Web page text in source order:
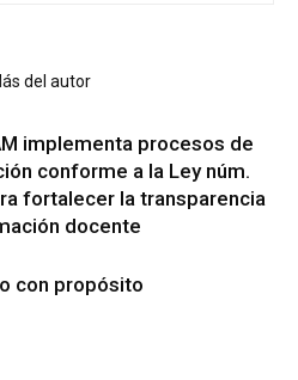
del autor
implementa procesos de
conforme a la Ley núm.
fortalecer la transparencia
docente
con propósito